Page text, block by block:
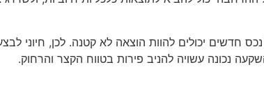
חדשים יכולים להוות הוצאה לא קטנה. לכן, חיוני
נכונה עשויה להניב פירות בטווח הקצר והרחוק.